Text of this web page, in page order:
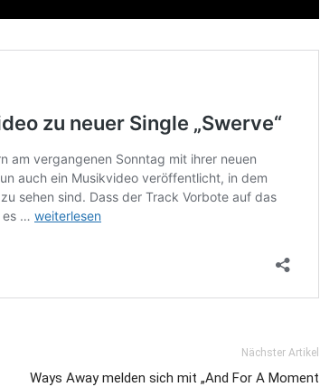
Nächster Artikel
Ways Away melden sich mit „And For A Moment